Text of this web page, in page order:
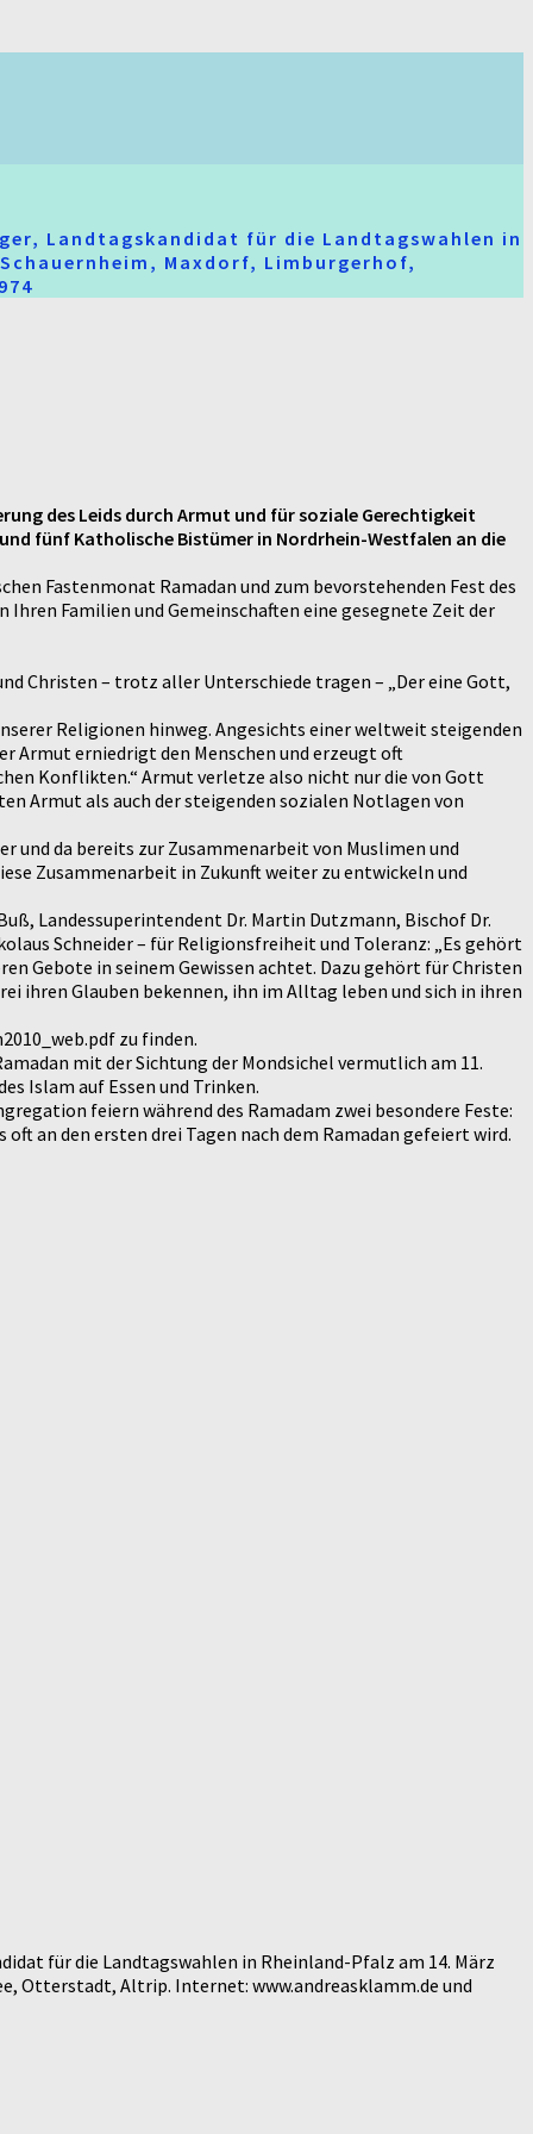
Landtagskandidat für die Landtagswahlen in
Maxdorf, Limburgerhof,
des Leids durch Armut und für soziale Gerechtigkeit
fünf Katholische Bistümer in Nordrhein-Westfalen an die
Fastenmonat Ramadan und zum bevorstehenden Fest des
Familien und Gemeinschaften eine gesegnete Zeit der
Christen – trotz aller Unterschiede tragen – „Der eine Gott,
Religionen hinweg. Angesichts einer weltweit steigenden
Armut erniedrigt den Menschen und erzeugt oft
Konflikten.“ Armut verletze also nicht nur die von Gott
Armut als auch der steigenden sozialen Notlagen von
und da bereits zur Zusammenarbeit von Muslimen und
Zusammenarbeit in Zukunft weiter zu entwickeln und
Landessuperintendent Dr. Martin Dutzmann, Bischof Dr.
Schneider – für Religionsfreiheit und Toleranz: „Es gehört
Gebote in seinem Gewissen achtet. Dazu gehört für Christen
ihren Glauben bekennen, ihn im Alltag leben und sich in ihren
zu finden.
mit der Sichtung der Mondsichel vermutlich am 11.
Islam auf Essen und Trinken.
feiern während des Ramadam zwei besondere Feste:
an den ersten drei Tagen nach dem Ramadan gefeiert wird.
für die Landtagswahlen in Rheinland-Pfalz am 14. März
Otterstadt, Altrip. Internet: www.andreasklamm.de und